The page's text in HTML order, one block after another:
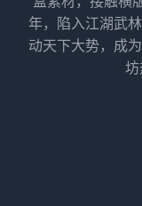
年，陷入江湖武
动天下大势，成
坊